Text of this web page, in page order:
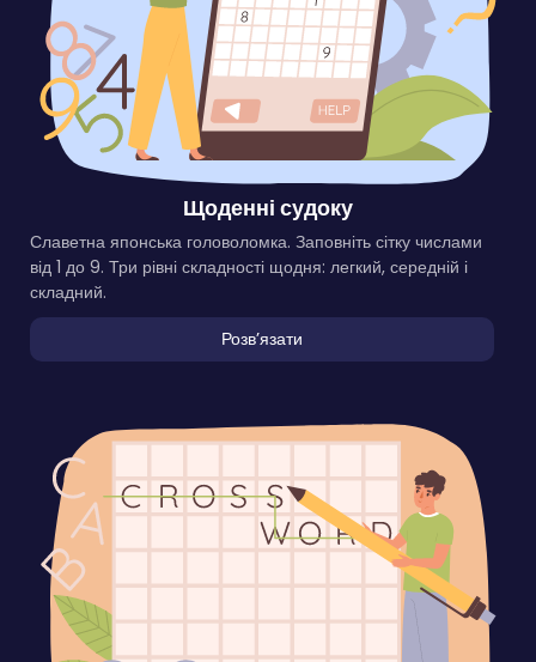
Щоденні судоку
Славетна японська головоломка. Заповніть сітку числами
від 1 до 9. Три рівні складності щодня: легкий, середній і
складний.
Розвʼязати